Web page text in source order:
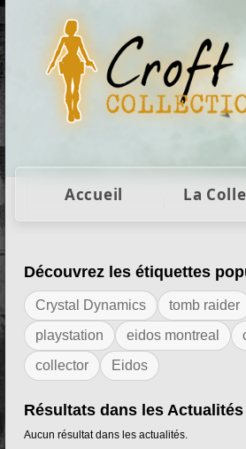
Figurines Lara Croft et
Accueil La
Résultats de l'étiquette
Découvrez les étiquettes
Crystal Dynamics tomb raider
playstation
eidos montreal
collector
Eidos
Résultats dans les Actualités
Aucun résultat dans les actualités.